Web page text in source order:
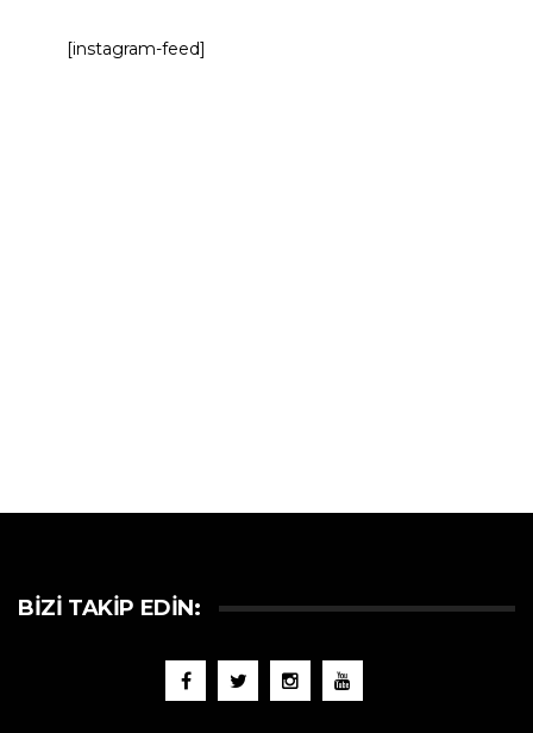
[instagram-feed]
BIZI TAKIP EDIN: